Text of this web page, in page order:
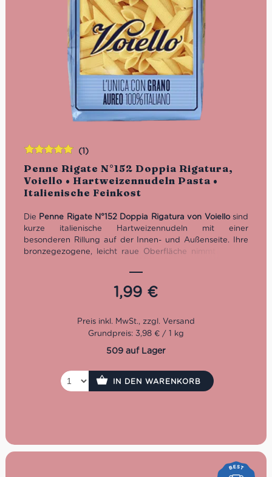
Penne Rigate N°152 Doppia Rigatura,
Voiello • Hartweizennudeln Pasta •
Italienische Feinkost
(1)
Die Penne Rigate N°152 Doppia Rigatura von Voiellosind
kurze italienische Hartweizennudeln mit einer
besonderen Rillung auf der Innen- und Außenseite. Ihre
bronzegezogene, leicht raue Oberfläche nimmt Saucen
Salsiccia, Käsecremes, Pilze, Gemüse, Pastasalate und
Pasta al forno. Hergestellt aus 100% italienischem
Hartweizen. Kochzeit: 11 Minuten.
1,99 €
Bewertet
mit5.00von
5
Grundpreis: 3,98 € / 1 kg
509 auf Lager
IN DEN WARENKORB